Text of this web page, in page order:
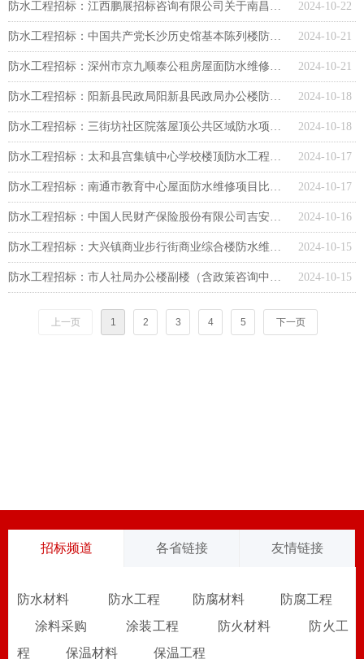
2024-10-22
防水工程招标：江西鹏展招标咨询有限公司关于南昌市定山小学教学楼屋顶防水改造项目（项目编号：JXPZ-2024QYP-JT002）竞争性谈判招标公告
2024-10-21
防水工程招标：中国共产党长沙历史馆基本陈列楼防水维修项目竞争性磋商
2024-10-21
防水工程招标：深州市京九顺泰公租房屋面防水维修工程招标公告
2024-10-18
防水工程招标：阳新县民政局阳新县民政局办公楼防水维修及孵化基地装修项目竞争性谈判公告
2024-10-18
防水工程招标：三街坊社区院落屋顶公共区域防水项目竞争性磋商
2024-10-17
防水工程招标：太和县宫集镇中心学校楼顶防水工程项目竞争性磋商公告
2024-10-17
防水工程招标：南通市教育中心屋面防水维修项目比价采购公告
2024-10-16
防水工程招标：中国人民财产保险股份有限公司吉安市分公司吉安县支公司楼顶防雷防水隔热工程维修项目竞争性磋商
2024-10-15
防水工程招标：大兴镇商业步行街商业综合楼防水维修工程招标公告
2024-10-15
防水工程招标：市人社局办公楼副楼（含政策咨询中心）屋面防水维修工程竞争性磋商
上一页 1 2 3 4 5 下一页
招标频道 各省链接 友情链接
防水材料 防水工程 防腐材料
防腐工程
涂料采购
涂装工程 防火材料
防火工
程
保温材料 保温工程